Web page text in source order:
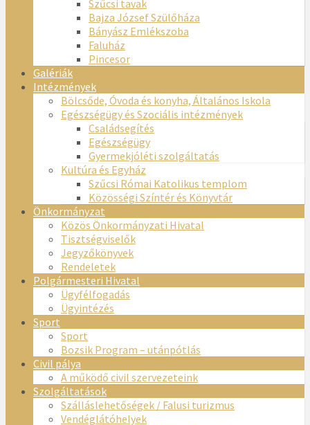
Szűcsi tavak
Bajza József Szülőháza
Bányász Emlékszoba
Faluház
Pincesor
Galériák
Intézmények
Bölcsőde, Óvoda és konyha, Általános Iskola
Egészségügy és Szociális intézmények
Családsegítés
Egészségügy
Gyermekjóléti szolgáltatás
Kultúra és Egyház
Szűcsi Római Katolikus templom
Közösségi Színtér és Könyvtár
Önkormányzat
Közös Önkormányzati Hivatal
Tisztségviselők
Jegyzőkönyvek
Rendeletek
Polgármesteri Hivatal
Ügyfélfogadás
Ügyintézés
Sport
Sport
Bozsik Program – utánpótlás
Civil pálya
A működő civil szervezeteink
Szolgáltatások
Szálláslehetőségek / Falusi turizmus
Vendéglátóhelyek